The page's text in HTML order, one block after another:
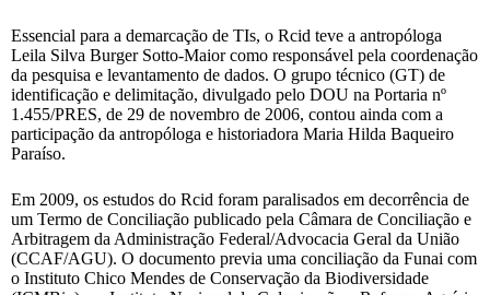
Essencial para a demarcação de TIs, o Rcid teve a antropóloga
Leila Silva Burger Sotto-Maior como responsável pela coordenação
da pesquisa e levantamento de dados. O grupo técnico (GT) de
identificação e delimitação, divulgado pelo DOU na Portaria nº
1.455/PRES, de 29 de novembro de 2006, contou ainda com a
participação da antropóloga e historiadora Maria Hilda Baqueiro
Paraíso.
Em 2009, os estudos do Rcid foram paralisados em decorrência de
um Termo de Conciliação publicado pela Câmara de Conciliação e
Arbitragem da Administração Federal/Advocacia Geral da União
(CCAF/AGU). O documento previa uma conciliação da Funai com
o Instituto Chico Mendes de Conservação da Biodiversidade